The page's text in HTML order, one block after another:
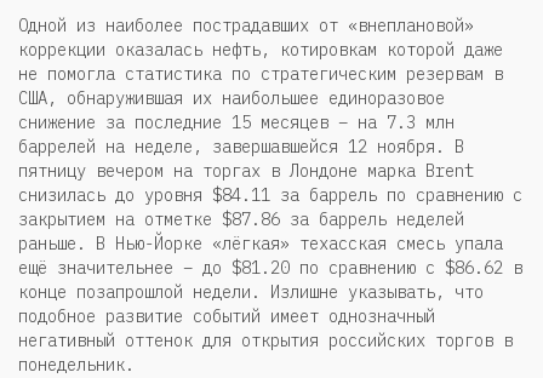
Одной из наиболее пострадавших от «внеплановой»
коррекции оказалась нефть, котировкам которой даже
не помогла статистика по стратегическим резервам в
США, обнаружившая их наибольшее единоразовое
снижение за последние 15 месяцев – на 7.3 млн
баррелей на неделе, завершавшейся 12 ноября. В
пятницу вечером на торгах в Лондоне марка Brent
снизилась до уровня $84.11 за баррель по сравнению с
закрытием на отметке $87.86 за баррель неделей
раньше. В Нью-Йорке «лёгкая» техасская смесь упала
ещё значительнее – до $81.20 по сравнению с $86.62 в
конце позапрошлой недели. Излишне указывать, что
подобное развитие событий имеет однозначный
негативный оттенок для открытия российских торгов в
понедельник.